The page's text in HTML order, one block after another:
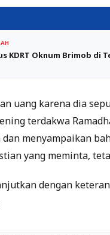
KDRT Oknum Brimob di
uang karena dia
terdakwa
dan menyampaikan
yang meminta,
dengan